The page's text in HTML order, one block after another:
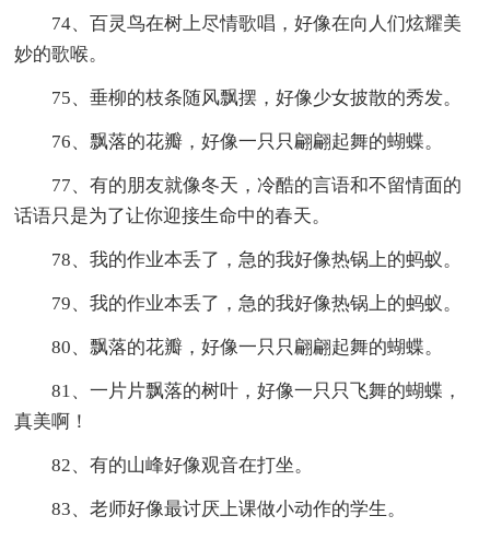
74、百灵鸟在树上尽情歌唱，好像在向人们炫耀美
妙的歌喉。
75、垂柳的枝条随风飘摆，好像少女披散的秀发。
76、飘落的花瓣，好像一只只翩翩起舞的蝴蝶。
77、有的朋友就像冬天，冷酷的言语和不留情面的
话语只是为了让你迎接生命中的春天。
78、我的作业本丢了，急的我好像热锅上的蚂蚁。
79、我的作业本丢了，急的我好像热锅上的蚂蚁。
80、飘落的花瓣，好像一只只翩翩起舞的蝴蝶。
81、一片片飘落的树叶，好像一只只飞舞的蝴蝶，
真美啊！
82、有的山峰好像观音在打坐。
83、老师好像最讨厌上课做小动作的学生。